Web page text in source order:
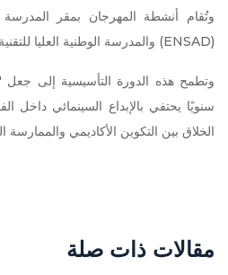
وتُقام أنشطة المهرجان بمقر المدرسة
(ENSAD) والمدرسة الوطنية العليا للتقنية (ENSET) بمدينة المحمدية.
وتطمح هذه الدورة التأسيسية إلى
سنويًا يحتفي بالإبداع السينمائي داخل
الخلاق بين التكوين الأكاديمي والممارسة
مقالات ذات صلة